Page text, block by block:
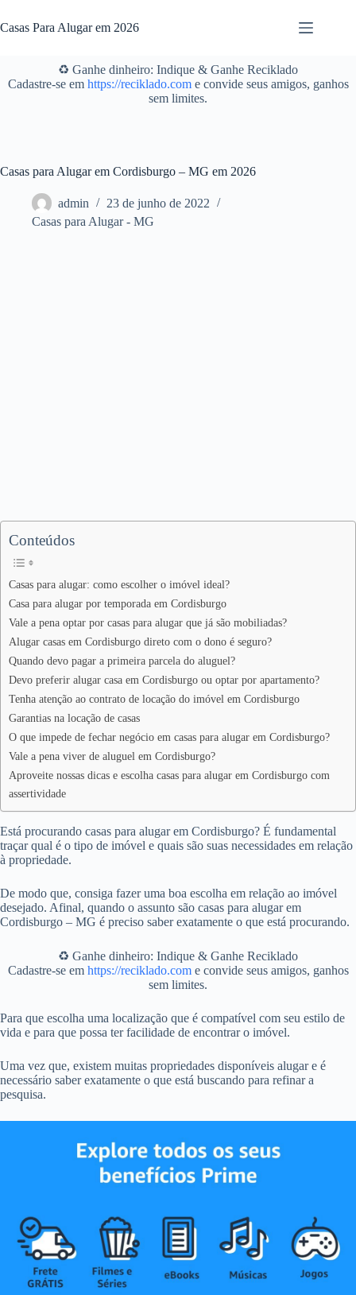
para
o
Casas Para Alugar em 2026
♻️ Ganhe dinheiro: Indique & Ganhe Reciklado
Cadastre-se em https://reciklado.come convide seus amigos, ganhos
sem limites.
Casas para Alugar em Cordisburgo – MG em 2026
admin
23 de junho de 2022
Casas para Alugar - MG
Conteúdos
Casas para alugar: como escolher o imóvel ideal?
Casa para alugar por temporada em Cordisburgo
Vale a pena optar por casas para alugar que já são mobiliadas?
Alugar casas em Cordisburgo direto com o dono é seguro?
Quando devo pagar a primeira parcela do aluguel?
Devo preferir alugar casa em Cordisburgo ou optar por apartamento?
Tenha atenção ao contrato de locação do imóvel em Cordisburgo
Garantias na locação de casas
O que impede de fechar negócio em casas para alugar em Cordisburgo?
Vale a pena viver de aluguel em Cordisburgo?
Aproveite nossas dicas e escolha casas para alugar em Cordisburgo com
assertividade
Está procurando casas para alugar em Cordisburgo? É fundamental
traçar qual é o tipo de imóvel e quais são suas necessidades em relação
à propriedade.
De modo que, consiga fazer uma boa escolha em relação ao imóvel
desejado. Afinal, quando o assunto são casas para alugar em
Cordisburgo – MG é preciso saber exatamente o que está procurando.
♻️ Ganhe dinheiro: Indique & Ganhe Reciklado
Cadastre-se em https://reciklado.come convide seus amigos, ganhos
sem limites.
Para que escolha uma localização que é compatível com seu estilo de
vida e para que possa ter facilidade de encontrar o imóvel.
Uma vez que, existem muitas propriedades disponíveis alugar e é
necessário saber exatamente o que está buscando para refinar a
pesquisa.